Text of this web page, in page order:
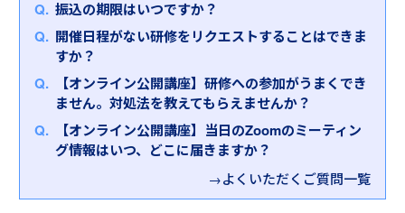
※インソース公開講座はオンラインでも開催しており
ます。
インソースオンライン公開講座
業務改善・マニュアル作成研修ラインナップ
とはいえ「なかなか選べない」とお悩みのお客さま
は、ぜひお気軽にお問合せください。弊社担当者が
詳細をヒアリングさせていただいたうえで、お客さ
まにおすすめの研修を選定させていただきます。
改善を実行し成功させるためのスキルを習得しま
す。ご自身の組織における改善テーマを選び、ステ
ップに沿って現状分析、真因追及、目標設定、対策
立案を行います。最後には、そのまま職場で活用可
能な「業務改善企画書」を完成させていただきま
す。
業務改善活動が上手くいかない真の要因を突き止
め、実効性のある活動推進の手順やノウハウ、活動
に投じる人的リソースの捻出の仕方などを学んでい
ただきます。ワークでは、ある企業の業務改善にお
ける奮闘記を読んで、何が改善を阻んでいて、何がき
議していただきます。
【研修内容・特徴】
本研修では、人材が流動化・多様化する中で、業務
効率化を図るための業務改善について考えていただ
きます。ただポイントを抑えるだけではなく、「ス
キルに頼らない仕組みづくり」など成功・失敗事例
を通して考えていくので、より実践的な内容となって
います。また、最後に自社の業務改善テーマを考え
ることで、働き方改革につなげていただきます。
振込の期限はいつですか？
開催日程がない研修をリクエストすることはできま
すか？
【オンライン公開講座】研修への参加がうまくでき
ません。対処法を教えてもらえませんか？
【オンライン公開講座】当日のZoomのミーティン
グ情報はいつ、どこに届きますか？
→よくいただくご質問一覧